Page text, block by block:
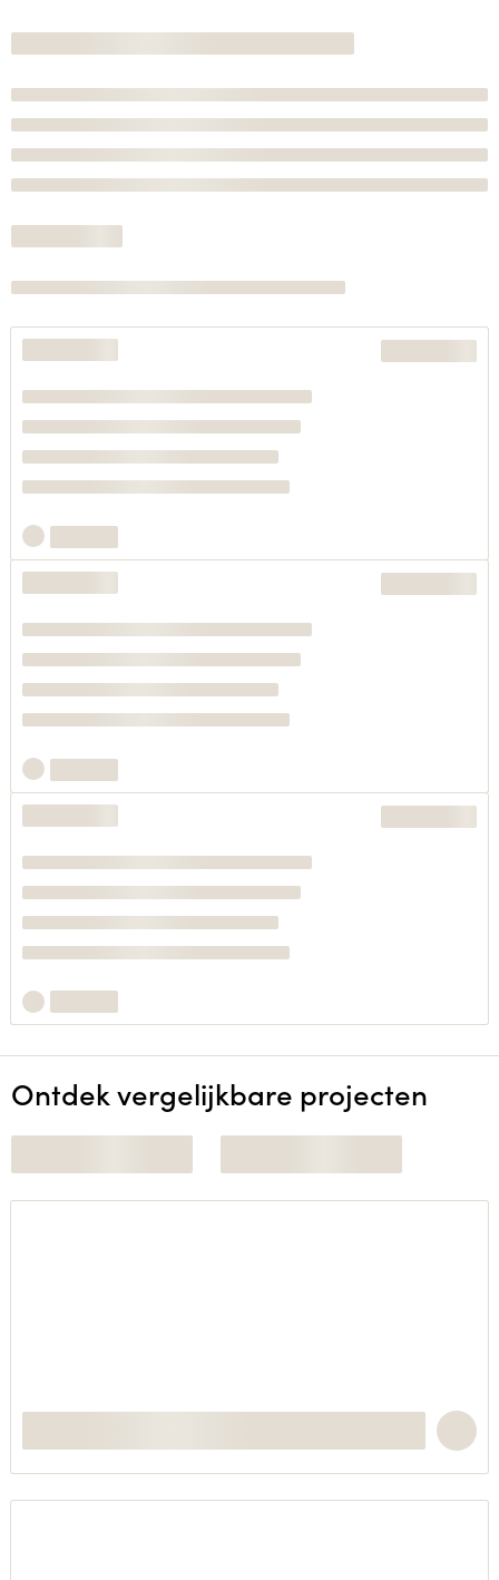
Ontdek vergelijkbare projecten